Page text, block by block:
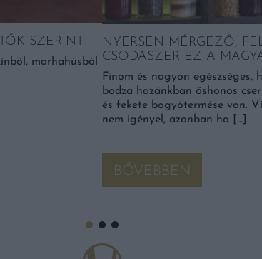
SZERINT
marhahúsból
NYERSEN MÉRGEZŐ,
CSODASZER EZ A
Finom és nagyon
bodza hazánkban őshonos
és fekete bogyótermése van.
nem igényel, azonban ha […]
BŐVEBBEN